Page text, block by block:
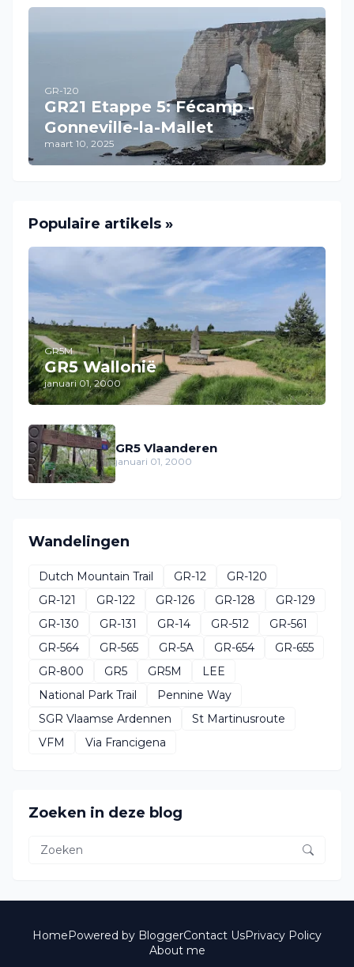
GR-120
GR21 Etappe 5: Fécamp -
Gonneville-la-Mallet
maart 10, 2025
Populaire artikels »
GR5M
GR5 Wallonië
januari 01, 2000
GR5 Vlaanderen
januari 01, 2000
Wandelingen
Dutch Mountain Trail GR-12
GR-120
GR-121
GR-122 GR-126 GR-128
GR-129
GR-130
GR-131 GR-14 GR-512
GR-561
GR-564
GR-565 GR-5A GR-654
GR-655
GR-800
GR5 GR5M
LEE
National Park Trail
Pennine Way
SGR Vlaamse Ardennen
St Martinusroute
VFM
Via Francigena
Zoeken in deze blog
HomePowered by BloggerContact UsPrivacy Policy
About me